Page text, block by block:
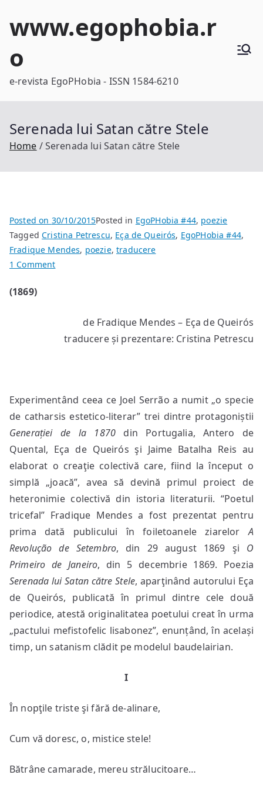
www.egophobia.r
o
e-revista EgoPHobia - ISSN 1584-6210
Serenada lui Satan către Stele
Home Serenada lui Satan către Stele
Posted on 30/10/2015Posted in EgoPHobia #44, poezie
TaggedCristina Petrescu, Eça de Queirós, EgoPHobia #44,
Fradique Mendes, poezie,traducere
1 Commenton
Stele
(1869)
de Fradique Mendes – Eça de Queirós
traducere și prezentare: Cristina Petrescu
Experimentând ceea ce Joel Serrão a numit „o specie
de catharsis estetico-literar” trei dintre protagoniștii
Generației de la 1870din Portugalia, Antero de
Quental, Eça de Queirós şi Jaime Batalha Reis au
elaborat o creaţie colectivă care, fiind la început o
simplă „joacă”, avea să devină primul proiect de
heteronimie colectivă din istoria literaturii. “Poetul
tricefal” Fradique Mendes a fost prezentat pentru
prima dată publicului în foiletoanele ziarelorA
Revolução de Setembro, din 29 august 1869 şi O
Primeiro de Janeiro, din 5 decembrie 1869. Poezia
Serenada lui Satan către Stele, aparţinând autorului Eça
de Queirós, publicată în primul dintre cele două
periodice, atestă originalitatea poetului creat în urma
„pactului mefistofelic lisabonez”, enunțând, în același
timp, un satanism clădit pe modelul baudelairian.
I
În nopţile triste şi fără de-alinare,
Cum vă doresc, o, mistice stele!
Bătrâne camarade, mereu strălucitoare…